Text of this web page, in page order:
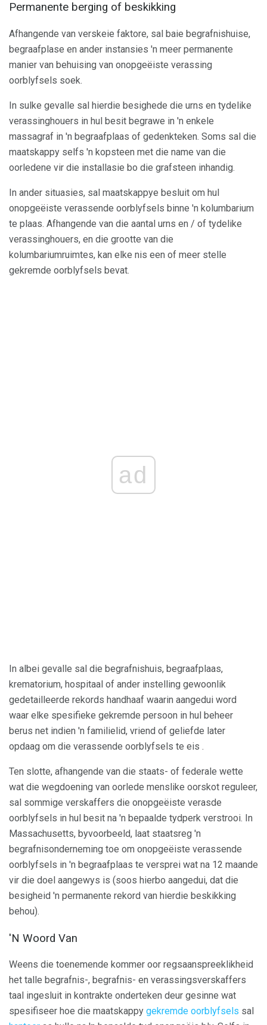
Permanente berging of beskikking
Afhangende van verskeie faktore, sal baie begrafnishuise,
begraafplase en ander instansies 'n meer permanente
manier van behuising van onopgeëiste verassing
oorblyfsels soek.
In sulke gevalle sal hierdie besighede die urns en tydelike
verassinghouers in hul besit begrawe in 'n enkele
massagraf in 'n begraafplaas of gedenkteken. Soms sal die
maatskappy selfs 'n kopsteen met die name van die
oorledene vir die installasie bo die grafsteen inhandig.
In ander situasies, sal maatskappye besluit om hul
onopgeëiste verassende oorblyfsels binne 'n kolumbarium
te plaas. Afhangende van die aantal urns en / of tydelike
verassinghouers, en die grootte van die
kolumbariumruimtes, kan elke nis een of meer stelle
gekremde oorblyfsels bevat.
ad
In albei gevalle sal die begrafnishuis, begraafplaas,
krematorium, hospitaal of ander instelling gewoonlik
gedetailleerde rekords handhaaf waarin aangedui word
waar elke spesifieke gekremde persoon in hul beheer
berus net indien 'n familielid, vriend of geliefde later
opdaag om die verassende oorblyfsels te eis .
Ten slotte, afhangende van die staats- of federale wette
wat die wegdoening van oorlede menslike oorskot reguleer,
sal sommige verskaffers die onopgeëiste verasde
oorblyfsels in hul besit na 'n bepaalde tydperk verstrooi. In
Massachusetts, byvoorbeeld, laat staatsreg 'n
begrafnisonderneming toe om onopgeëiste verassende
oorblyfsels in 'n begraafplaas te versprei wat na 12 maande
vir die doel aangewys is (soos hierbo aangedui, dat die
besigheid 'n permanente rekord van hierdie beskikking
behou).
'N Woord Van
Weens die toenemende kommer oor regsaanspreeklikheid
het talle begrafnis-, begrafnis- en verassingsverskaffers
taal ingesluit in kontrakte onderteken deur gesinne wat
spesifiseer hoe die maatskappy gekremde oorblyfsels sal